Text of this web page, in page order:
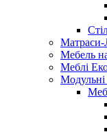
Матраси-
Мебель
Меблі